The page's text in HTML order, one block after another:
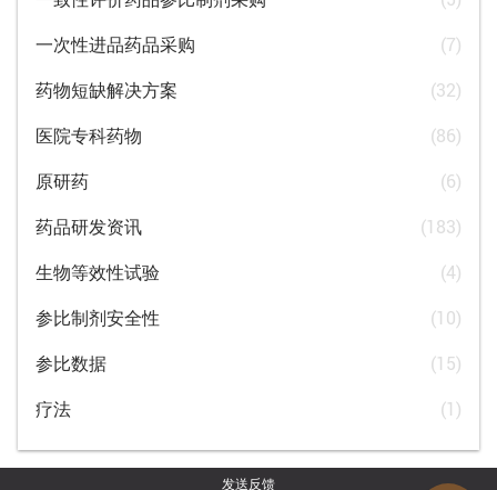
一次性进品药品采购
(7)
药物短缺解决方案
(32)
医院专科药物
(86)
原研药
(6)
药品研发资讯
(183)
生物等效性试验
(4)
参比制剂安全性
(10)
参比数据
(15)
疗法
(1)
发送反馈